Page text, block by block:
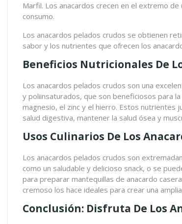
Marfil. Los anacardos crecen en el extremo
consumo.
Los anacardos pelados crudos se obtienen
sabor y los nutrientes que ofrecen los
Beneficios Nutricionales De
Los anacardos pelados crudos son una
y poliinsaturados, que son beneficiosos para
magnesio, el zinc y el hierro. Estos nutrientes
salud digestiva, mantener la salud ósea y
Usos Culinarios De Los
Los anacardos pelados crudos son
como un saludable y delicioso snack, o se
para preparar mantequillas de anacardo
cremoso los hace ideales para crear una
Conclusión: Disfruta De Los